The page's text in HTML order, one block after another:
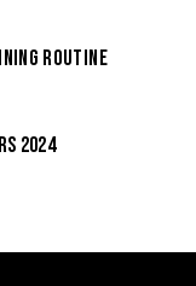
ROUTINE
2024